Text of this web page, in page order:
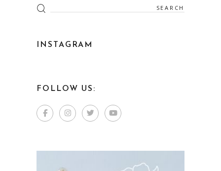
INSTAGRAM
FOLLOW US: